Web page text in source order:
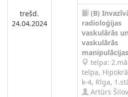
trešd.
24.04.2024
(B)
radioloģijas
vaskulārās
vaskulārās
manipulācijas
telpa:
telpa,
k-4, Rīga,
Artūrs